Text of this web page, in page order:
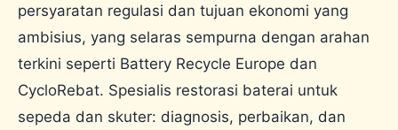
persyaratan regulasi dan tujuan ekonomi yang
ambisius, yang selaras sempurna dengan arahan
terkini seperti Battery Recycle Europe dan
CycloRebat. Spesialis restorasi baterai untuk
sepeda dan skuter: diagnosis, perbaikan, dan